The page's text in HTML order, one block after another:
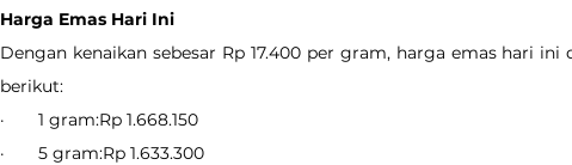
Harga Emas Hari Ini
Dengan kenaikan sebesar Rp 17.400 per gram, harga emas hari ini
berikut:
·       1 gram:Rp 1.668.150
·       5 gram:Rp 1.633.300